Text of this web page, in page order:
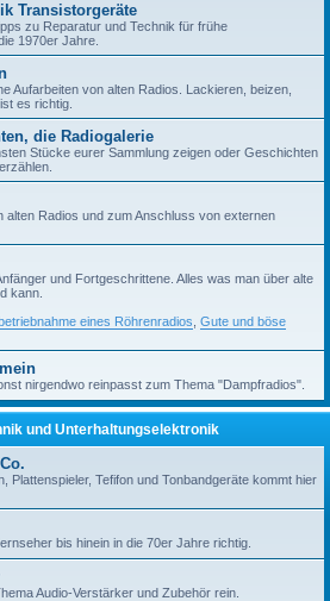
Transistorgeräte
zu Reparatur und Technik für frühe
1970er Jahre.
Aufarbeiten von alten Radios. Lackieren, beizen,
es richtig.
die Radiogalerie
Stücke eurer Sammlung zeigen oder Geschichten
alten Radios und zum Anschluss von externen
und Fortgeschrittene. Alles was man über alte
kann.
eines Röhrenradios Gute und böse
nirgendwo reinpasst zum Thema "Dampfradios".
und Unterhaltungselektronik
Plattenspieler, Tefifon und Tonbandgeräte kommt hier
bis hinein in die 70er Jahre richtig.
Audio-Verstärker und Zubehör rein.